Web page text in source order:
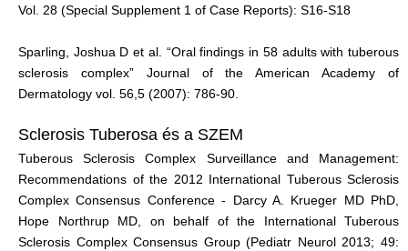
Vol. 28 (Special Supplement 1 of Case Reports): S16-S18
Sparling, Joshua D et al. “Oral findings in 58 adults with tuberous
sclerosis complex” Journal of the American Academy of
Dermatology vol. 56,5 (2007): 786-90.
Sclerosis Tuberosa és a SZEM
Tuberous Sclerosis Complex Surveillance and Management:
Recommendations of the 2012 International Tuberous Sclerosis
Complex Consensus Conference - Darcy A. Krueger MD PhD,
Hope Northrup MD, on behalf of the International Tuberous
Sclerosis Complex Consensus Group (Pediatr Neurol 2013; 49: